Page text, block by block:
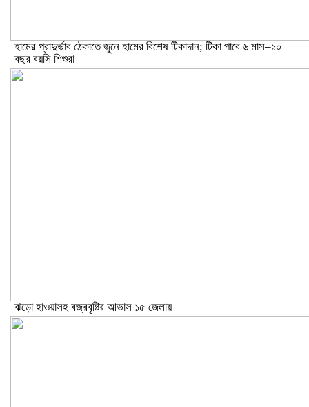
হামের প্রাদুর্ভাব ঠেকাতে জুনে হামের বিশেষ টিকাদান; টিকা পাবে ৬ মাস–১০
বছর বয়সি শিশুরা
ঝড়ো হাওয়াসহ বজ্রবৃষ্টির আভাস ১৫ জেলায়